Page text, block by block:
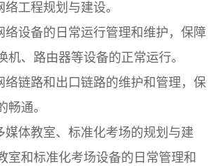
工程规划与建设。
络设备的日常运行管理和维护，保障
机、路由器等设备的正常运行。
络链路和出口链路的维护和管理，保
畅通。
媒体教室、标准化考场的规划与建
室和标准化考场设备的日常管理和